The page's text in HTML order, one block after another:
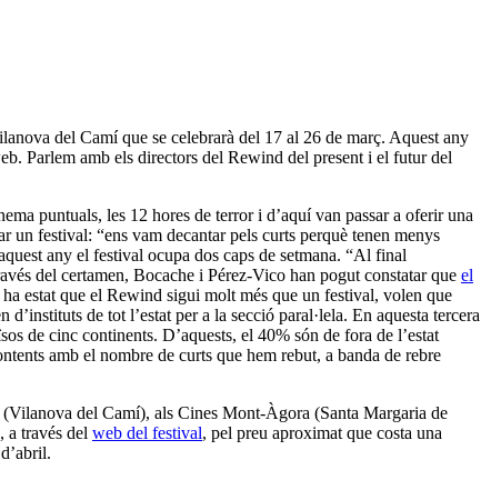
del Camí que se celebrarà del 17 al 26 de març. Aquest any
Parlem amb els directors del Rewind del present i el futur del
puntuals, les 12 hores de terror i d’aquí van passar a oferir una
un festival: “ens vam decantar pels curts perquè tenen menys
any el festival ocupa dos caps de setmana. “Al final
del certamen, Bocache i Pérez-Vico han pogut constatar que el
estat que el Rewind sigui molt més que un festival, volen que
de tot l’estat per a la secció paral·lela. En aquesta tercera
de cinc continents. D’aquests, el 40% són de fora de l’estat
amb el nombre de curts que hem rebut, a banda de rebre
(Vilanova del Camí), als Cines Mont-Àgora (Santa Margaria de
a través del web del festival, pel preu aproximat que costa una